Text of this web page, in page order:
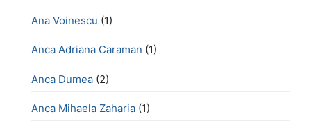
Ana Voinescu (1)
Anca Adriana Caraman (1)
Anca Dumea (2)
Anca Mihaela Zaharia (1)